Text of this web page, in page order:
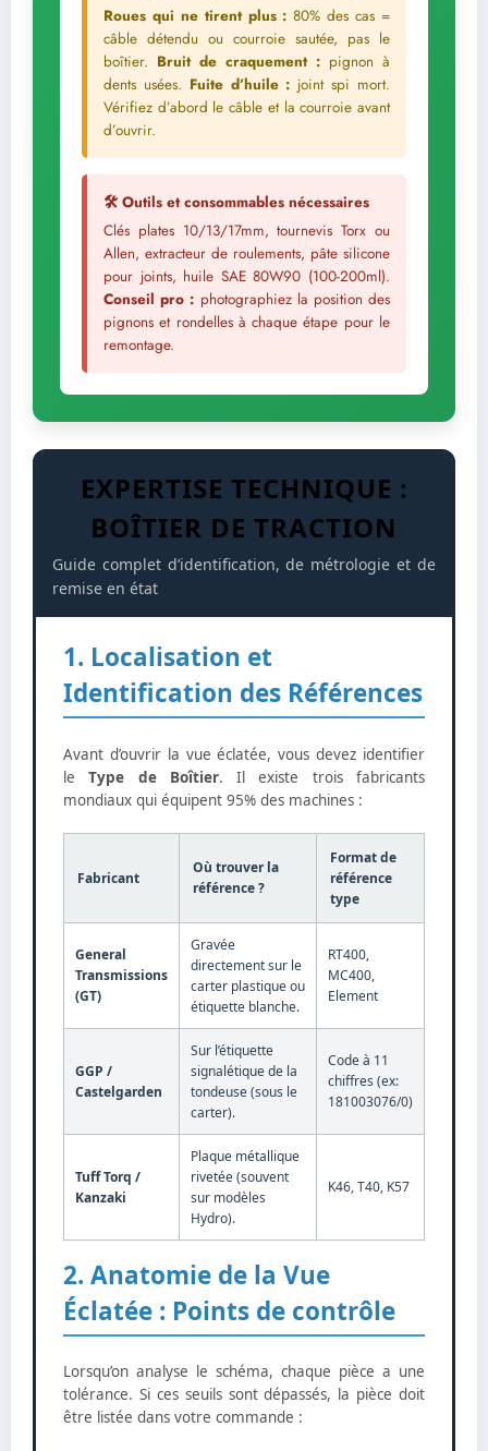
Roues qui ne tirent plus : 80% des cas =
câble détendu ou courroie sautée, pas le
boîtier. Bruit de craquement : pignon à
dents usées. Fuite d’huile : joint spi mort.
Vérifiez d’abord le câble et la courroie avant
d’ouvrir.
🛠️ Outils et consommables nécessaires
Clés plates 10/13/17mm, tournevis Torx ou
Allen, extracteur de roulements, pâte silicone
pour joints, huile SAE 80W90 (100-200ml).
Conseil pro : photographiez la position des
pignons et rondelles à chaque étape pour le
remontage.
EXPERTISE TECHNIQUE :
BOÎTIER DE TRACTION
Guide complet d’identification, de métrologie et de
remise en état
1. Localisation et
Identification des Références
Avant d’ouvrir la vue éclatée, vous devez identifier
leType de Boîtier. Il existe trois fabricants
mondiaux qui équipent 95% des machines :
Fabricant
Où trouver la
référence ?
Format de
référence
type
General
Transmissions
(GT)
Gravée
directement sur le
carter plastique ou
étiquette blanche.
RT400,
MC400,
Element
GGP /
Castelgarden
Sur l’étiquette
signalétique de la
tondeuse (sous le
carter).
Code à 11
chiffres (ex:
181003076/0)
Tuff Torq /
Kanzaki
Plaque métallique
rivetée (souvent
sur modèles
Hydro).
K46, T40, K57
2. Anatomie de la Vue
Éclatée : Points de contrôle
Lorsqu’on analyse le schéma, chaque pièce a une
tolérance. Si ces seuils sont dépassés, la pièce doit
être listée dans votre commande :